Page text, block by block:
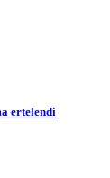
ertelendi